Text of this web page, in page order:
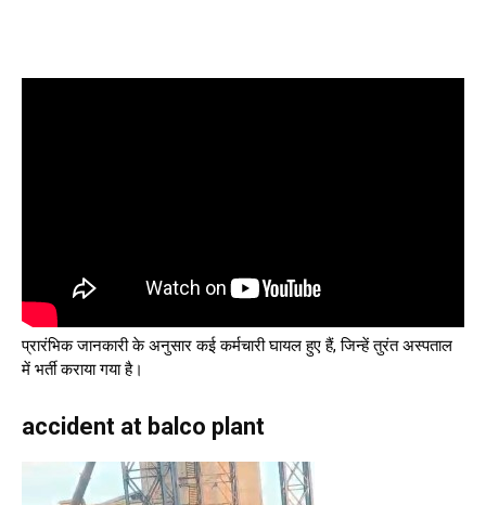
प्रारंभिक जानकारी के अनुसार कई कर्मचारी घायल हुए हैं, जिन्हें तुरंत अस्पताल
में भर्ती कराया गया है।
accident at balco plant